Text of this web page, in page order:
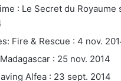
: Le Secret du Royaume
Fire & Rescue : 4 nov.
: 25 nov. 2014
Alfea : 23 sept. 2014